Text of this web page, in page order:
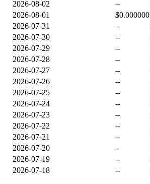
2026-08-02
--
2026-08-01
$0.000000
2026-07-31
--
2026-07-30
--
2026-07-29
--
2026-07-28
--
2026-07-27
--
2026-07-26
--
2026-07-25
--
2026-07-24
--
2026-07-23
--
2026-07-22
--
2026-07-21
--
2026-07-20
--
2026-07-19
--
2026-07-18
--